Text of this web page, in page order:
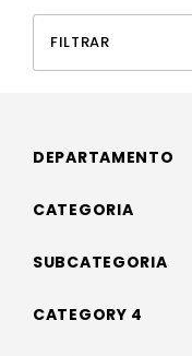
FILTRAR
DEPARTAMENTO
Chuveiros e
CATEGORIA
Chuveiros,
SUBCATEGORIA
Duchas e
CATEGORY 4